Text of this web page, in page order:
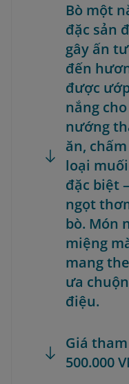
Bò một
đặc sản
gây ấn
đến
được
nắng
nướng
ăn,
loại
đặc biệt
ngọt
bò. Món
miệng
mang
ưa
điệu.
Giá tham
500.000